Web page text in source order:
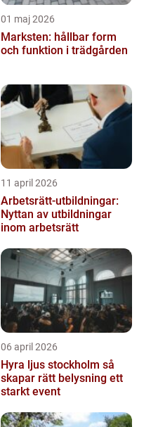
01 maj 2026
Marksten: hållbar form
och funktion i trädgården
11 april 2026
Arbetsrätt-utbildningar:
Nyttan av utbildningar
inom arbetsrätt
06 april 2026
Hyra ljus stockholm så
skapar rätt belysning ett
starkt event